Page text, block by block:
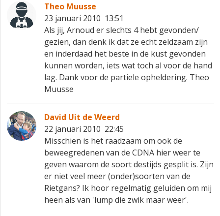
Theo Muusse
23 januari 2010 13:51
Als jij, Arnoud er slechts 4 hebt gevonden/
gezien, dan denk ik dat ze echt zeldzaam zijn
en inderdaad het beste in de kust gevonden
kunnen worden, iets wat toch al voor de hand
lag. Dank voor de partiele opheldering. Theo
Muusse
David Uit de Weerd
22 januari 2010 22:45
Misschien is het raadzaam om ook de
beweegredenen van de CDNA hier weer te
geven waarom de soort destijds gesplit is. Zijn
er niet veel meer (onder)soorten van de
Rietgans? Ik hoor regelmatig geluiden om mij
heen als van 'lump die zwik maar weer'.